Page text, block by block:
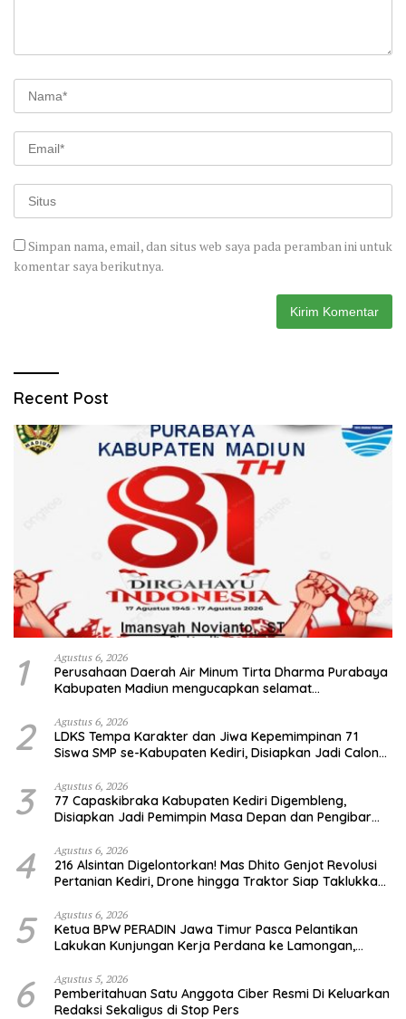
Simpan nama, email, dan situs web saya pada peramban ini untuk
komentar saya berikutnya.
Recent Post
1 Agustus 6, 2026
Perusahaan Daerah Air Minum Tirta Dharma Purabaya
Kabupaten Madiun mengucapkan selamat
2 Agustus 6, 2026
LDKS Tempa Karakter dan Jiwa Kepemimpinan 71
Siswa SMP se-Kabupaten Kediri, Disiapkan Jadi Calon
3 Agustus 6, 2026
77 Capaskibraka Kabupaten Kediri Digembleng,
Disiapkan Jadi Pemimpin Masa Depan dan Pengibar
4 Agustus 6, 2026
216 Alsintan Digelontorkan! Mas Dhito Genjot Revolusi
Pertanian Kediri, Drone hingga Traktor Siap Taklukkan
5 Agustus 6, 2026
Ketua BPW PERADIN Jawa Timur Pasca Pelantikan
Lakukan Kunjungan Kerja Perdana ke Lamongan,
6 Agustus 5, 2026
Pemberitahuan Satu Anggota Ciber Resmi Di Keluarkan
Redaksi Sekaligus di Stop Pers